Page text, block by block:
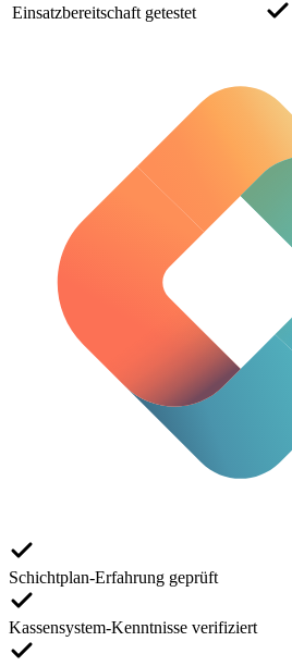
Einsatzbereitschaft getestet
Schichtplan-Erfahrung geprüft
Kassensystem-Kenntnisse verifiziert